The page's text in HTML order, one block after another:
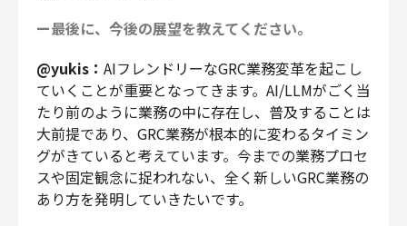
ー最後に、今後の展望を教えてください。
@yukis： AIフレンドリーなGRC業務変革を起こし
ていくことが重要となってきます。AI/LLMがごく当
たり前のように業務の中に存在し、普及することは
大前提であり、GRC業務が根本的に変わるタイミン
グがきていると考えています。今までの業務プロセ
スや固定観念に捉われない、全く新しいGRC業務の
あり方を発明していきたいです。